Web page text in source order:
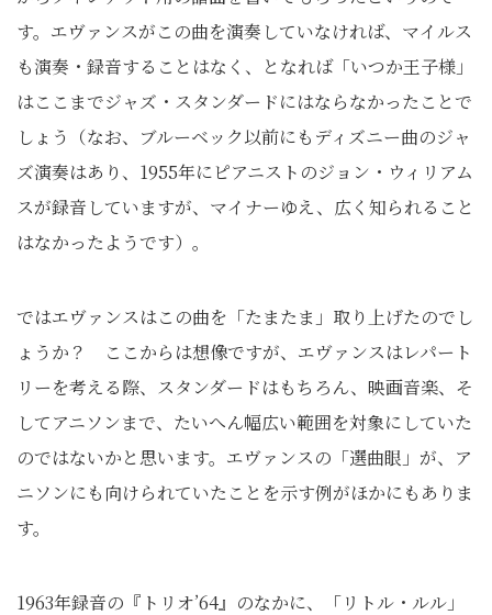
す。エヴァンスがこの曲を演奏していなければ、マイルス
も演奏・録音することはなく、となれば「いつか王子様」
はここまでジャズ・スタンダードにはならなかったことで
しょう（なお、ブルーベック以前にもディズニー曲のジャ
ズ演奏はあり、1955年にピアニストのジョン・ウィリアム
スが録音していますが、マイナーゆえ、広く知られること
はなかったようです）。
ではエヴァンスはこの曲を「たまたま」取り上げたのでし
ょうか？ ここからは想像ですが、エヴァンスはレパート
リーを考える際、スタンダードはもちろん、映画音楽、そ
してアニソンまで、たいへん幅広い範囲を対象にしていた
のではないかと思います。エヴァンスの「選曲眼」が、ア
ニソンにも向けられていたことを示す例がほかにもありま
す。
1963年録音の『トリオ’64』のなかに、「リトル・ルル」